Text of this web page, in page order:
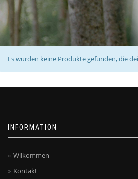
Es wurden keine Produkte gefunden, die
INFORMATION
Wilkommen
Kontakt